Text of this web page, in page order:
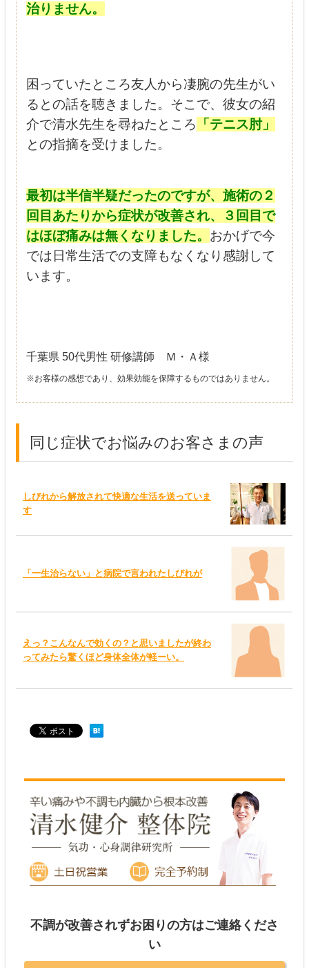
治りません。
困っていたところ友人から凄腕の先生がい
るとの話を聴きました。そこで、彼女の紹
介で清水先生を尋ねたところ 「テニス肘」
との指摘を受けました。
最初は半信半疑だったのですが、施術の２
回目あたりから症状が改善され、３回目で
はほぼ痛みは無くなりました。 おかげで今
では日常生活での支障もなくなり感謝して
います。
千葉県 50代男性 研修講師 Ｍ・Ａ様
※お客様の感想であり、効果効能を保障するものではありません。
同じ症状でお悩みのお客さまの声
しびれから解放されて快適な生活を送っていま
す
「一生治らない」と病院で言われたしびれが
えっ？こんなんで効くの？と思いましたが終わ
ってみたら驚くほど身体全体が軽ーい。
不調が改善されずお困りの方はご連絡くださ
い